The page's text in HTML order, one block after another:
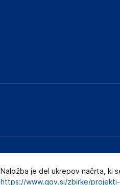
Naložba je del ukrepov načrta, ki
https://www.gov.si/zbirke/